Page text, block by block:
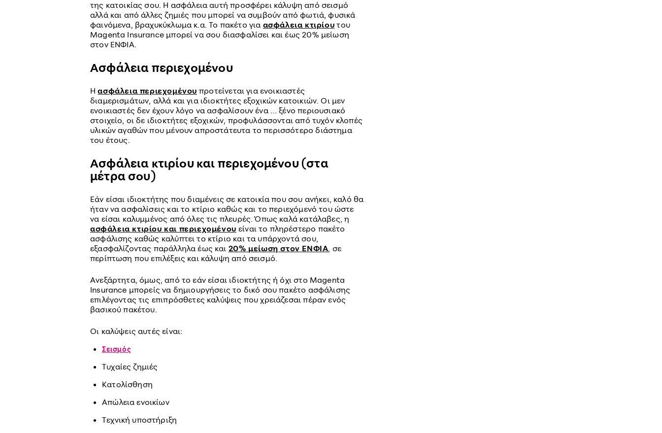
της κατοικίας σου. Η ασφάλεια αυτή προσφέρει κάλυψη από σεισμό
αλλά και από άλλες ζημιές που μπορεί να συμβούν από φωτιά, φυσικά
φαινόμενα, βραχυκύκλωμα κ.α. Το πακέτο για ασφάλεια κτιρίου του
Magenta Insurance μπορεί να σου διασφαλίσει και έως 20% μείωση
στον ΕΝΦΙΑ.
Ασφάλεια περιεχομένου
Ηασφάλεια περιεχομένου προτείνεται για ενοικιαστές
διαμερισμάτων, αλλά και για ιδιοκτήτες εξοχικών κατοικιών. Οι μεν
ενοικιαστές δεν έχουν λόγο να ασφαλίσουν ένα … ξένο περιουσιακό
στοιχείο, οι δε ιδιοκτήτες εξοχικών, προφυλάσσονται από τυχόν κλοπές
υλικών αγαθών που μένουν απροστάτευτα το περισσότερο διάστημα
του έτους.
Ασφάλεια κτιρίου και περιεχομένου (στα
μέτρα σου)
Εάν είσαι ιδιοκτήτης που διαμένεις σε κατοικία που σου ανήκει, καλό θα
ήταν να ασφαλίσεις και το κτίριο καθώς και το περιεχόμενό του ώστε
να είσαι καλυμμένος από όλες τις πλευρές. Όπως καλά κατάλαβες, η
ασφάλεια κτιρίου και περιεχομένου είναι το πληρέστερο πακέτο
ασφάλισης καθώς καλύπτει το κτίριο και τα υπάρχοντά σου,
εξασφαλίζοντας παράλληλα έως και 20% μείωση στον ΕΝΦΙΑ, σε
περίπτωση που επιλέξεις και κάλυψη από σεισμό.
Ανεξάρτητα, όμως, από το εάν είσαι ιδιοκτήτης ή όχι στο Magenta
Insurance μπορείς να δημιουργήσεις το δικό σου πακέτο ασφάλισης
επιλέγοντας τις επιπρόσθετες καλύψεις που χρειάζεσαι πέραν ενός
βασικού πακέτου.
Οι καλύψεις αυτές είναι:
Σεισμός
Τυχαίες ζημιές
Κατολίσθηση
Απώλεια ενοικίων
Τεχνική υποστήριξη